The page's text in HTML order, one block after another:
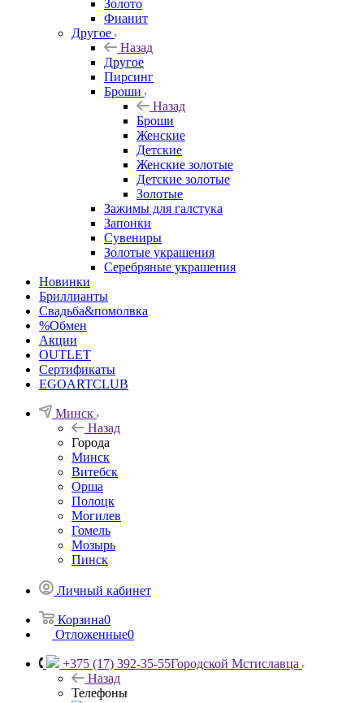
Золото
Фианит
Другое
Назад
Другое
Пирсинг
Броши
Назад
Броши
Женские
Детские
Женские золотые
Детские золотые
Золотые
Зажимы для галстука
Запонки
Сувениры
Золотые украшения
Серебряные украшения
Новинки
Бриллианты
Свадьба&помолвка
%Обмен
Акции
OUTLET
Сертификаты
EGOARTCLUB
Минск
Назад
Города
Минск
Витебск
Орша
Полоцк
Могилев
Гомель
Мозырь
Пинск
Личный кабинет
Корзина0
Отложенные0
+375 (17) 392-35-55Городской Мстиславца
Назад
Телефоны